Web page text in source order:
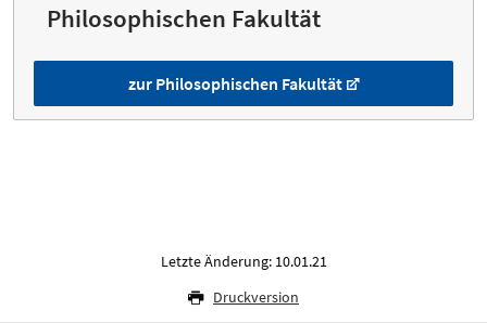
Philosophischen Fakultät
zur Philosophischen Fakultät
Letzte Änderung: 10.01.21
Druckversion